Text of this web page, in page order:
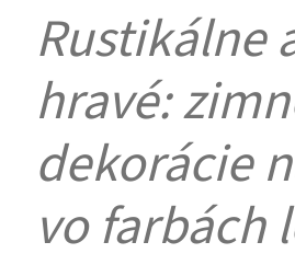
Rustikálne
hravé:
dekorácie
vo farbách